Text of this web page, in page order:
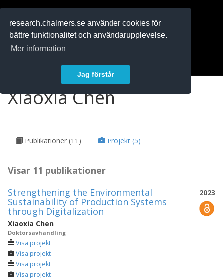
research.chalmers.se använder cookies för
bättre funktionalitet och användarupplevelse.
Mer information
Jag förstår
Xiaoxia Chen
Publikationer (11) Projekt (5)
Visar 11 publikationer
2023
Strengthening the Environmental
Sustainability of Production Systems
through Digitalization
Xiaoxia Chen
Doktorsavhandling
Visa projekt
Visa projekt
Visa projekt
Visa projekt